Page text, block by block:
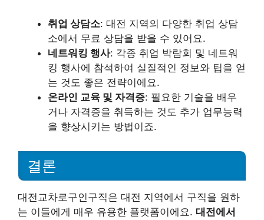
취업 상담소: 대전 지역의 다양한 취업 상담
소에서 무료 상담을 받을 수 있어요.
네트워킹 행사: 각종 취업 박람회 및 네트워
킹 행사에 참석하여 실질적인 정보와 팁을 얻
는 것도 좋은 전략이에요.
온라인 교육 및 자격증: 필요한 기술을 배우
거나 자격증을 취득하는 것도 추가 업무능력
을 향상시키는 방법이죠.
결론
대전교차로구인구직은 대전 지역에서 구직을 원하
는 이들에게 매우 유용한 플랫폼이에요. 대전에서